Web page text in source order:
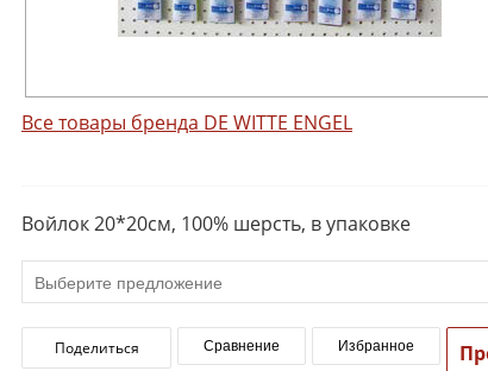
Все товары бренда DE WITTE ENGEL
Войлок 20*20см, 100% шерсть, в упаковке
Поделиться Сравнение Избранное